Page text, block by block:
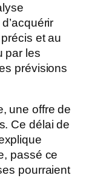
et au
par les
prévisions
une offre de
Ce délai de
passé ce
pourraient